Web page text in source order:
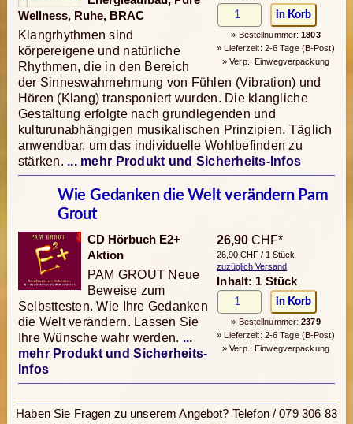
» Bestellnummer:1803
» Lieferzeit: 2-6 Tage (B-Post)
» Verp.: Einwegverpackung
Wellness, Ruhe, BRAC
Klangrhythmen sind
körpereigene und natürliche
Rhythmen, die in den Bereich
der Sinneswahrnehmung von Fühlen (Vibration) und
Hören (Klang) transponiert wurden. Die klangliche
Gestaltung erfolgte nach grundlegenden und
kulturunabhängigen musikalischen Prinzipien. Täglich
anwendbar, um das individuelle Wohlbefinden zu
stärken. ... mehr Produkt und Sicherheits-Infos
Wie Gedanken die Welt verändern Pam
Grout
26,90 CHF*
26,90 CHF / 1 Stück
zuzüglich Versand
Inhalt: 1 Stück
» Bestellnummer:2379
» Lieferzeit: 2-6 Tage (B-Post)
» Verp.: Einwegverpackung
CD Hörbuch E2+
Aktion
PAM GROUT Neue
Beweise zum
Selbsttesten. Wie Ihre Gedanken
die Welt verändern. Lassen Sie
Ihre Wünsche wahr werden. ...
mehr Produkt und Sicherheits-
Infos
Haben Sie Fragen zu unserem Angebot? Telefon / 079 306 83